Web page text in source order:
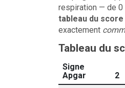
respiration — de 0
tableau du score
exactement
Tableau du
Signe
Apgar
2